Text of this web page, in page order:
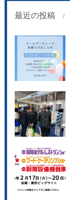
最近の投稿